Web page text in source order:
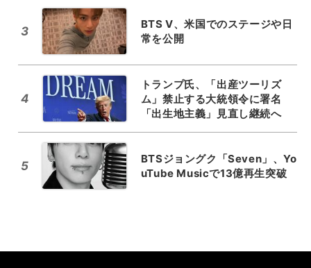
3
BTS V、米国でのステージや日
常を公開
4
トランプ氏、「出産ツーリズ
ム」禁止する大統領令に署名
「出生地主義」見直し継続へ
5
BTSジョングク「Seven」、Yo
uTube Musicで13億再生突破